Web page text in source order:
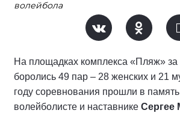
волейбола
На площадках комплекса «Пляж» за
боролись 49 пар – 28 женских и 21
году соревнования прошли в
волейболисте и наставнике Сергее